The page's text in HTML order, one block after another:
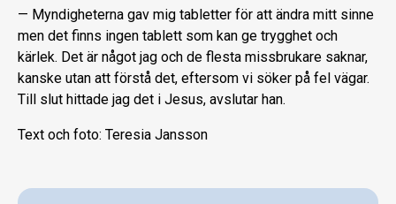
— Myndigheterna gav mig tabletter för att ändra mitt sinne
men det finns ingen tablett som kan ge trygghet och
kärlek. Det är något jag och de flesta missbrukare saknar,
kanske utan att förstå det, eftersom vi söker på fel vägar.
Till slut hittade jag det i Jesus, avslutar han.
Text och foto: Teresia Jansson